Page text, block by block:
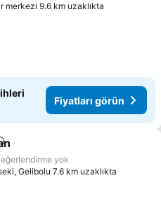
merkezi 9.6 km uzaklıkta
Fiyatları görün
ekle
yok
Gelibolu 7.6 km uzaklıkta